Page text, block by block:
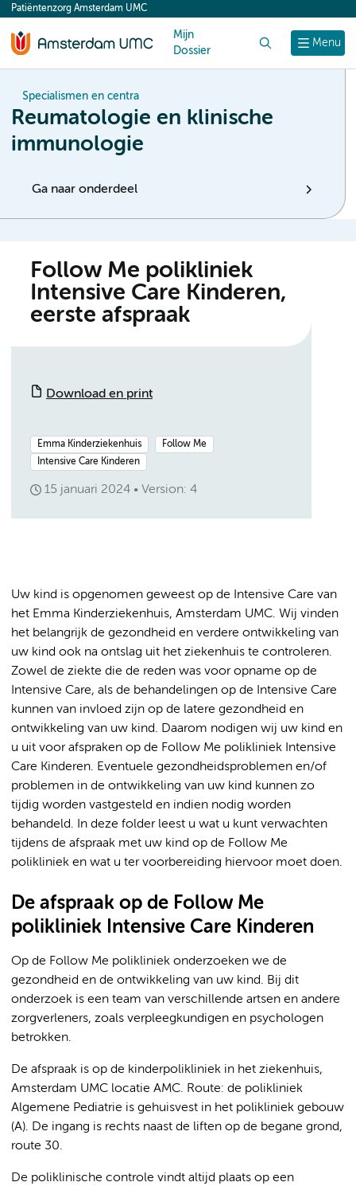
content
Menu
Patiëntenzorg Amsterdam UMC
Mijn
Dossier
Specialismen en centra
Reumatologie en klinische
immunologie
Ga naar onderdeel
Follow Me polikliniek
Intensive Care Kinderen,
eerste afspraak
Download en print
Emma Kinderziekenhuis
Follow Me
Intensive Care Kinderen
15 januari 2024 Version: 4
Uw kind is opgenomen geweest op de Intensive Care van
het Emma Kinderziekenhuis, Amsterdam UMC. Wij vinden
het belangrijk de gezondheid en verdere ontwikkeling van
uw kind ook na ontslag uit het ziekenhuis te controleren.
Zowel de ziekte die de reden was voor opname op de
Intensive Care, als de behandelingen op de Intensive Care
kunnen van invloed zijn op de latere gezondheid en
ontwikkeling van uw kind. Daarom nodigen wij uw kind en
u uit voor afspraken op de Follow Me polikliniek Intensive
Care Kinderen. Eventuele gezondheidsproblemen en/of
problemen in de ontwikkeling van uw kind kunnen zo
tijdig worden vastgesteld en indien nodig worden
behandeld. In deze folder leest u wat u kunt verwachten
tijdens de afspraak met uw kind op de Follow Me
polikliniek en wat u ter voorbereiding hiervoor moet doen.
De afspraak op de Follow Me
polikliniek Intensive Care Kinderen
Op de Follow Me polikliniek onderzoeken we de
gezondheid en de ontwikkeling van uw kind. Bij dit
onderzoek is een team van verschillende artsen en andere
zorgverleners, zoals verpleegkundigen en psychologen
betrokken.
De afspraak is op de kinderpolikliniek in het ziekenhuis,
Amsterdam UMC locatie AMC. Route: de polikliniek
Algemene Pediatrie is gehuisvest in het polikliniek gebouw
(A). De ingang is rechts naast de liften op de begane grond,
route 30.
De poliklinische controle vindt altijd plaats op een